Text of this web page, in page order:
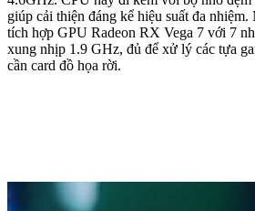
giúp cải thiện đáng kể hiệu suất đa
tích hợp GPU Radeon RX Vega 7 với 7
xung nhịp 1.9 GHz, đủ để xử lý các tựa
cần card đồ họa rời.